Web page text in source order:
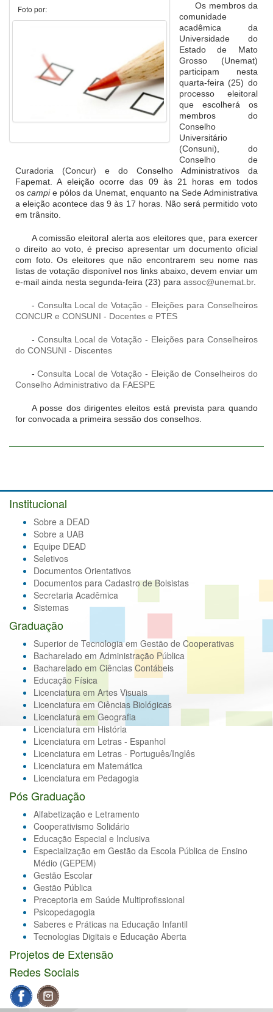
Foto por:
Os membros da
comunidade
acadêmica da
Universidade do
Estado de Mato
Grosso (Unemat)
participam nesta
quarta-feira (25) do
processo eleitoral
que escolherá os
membros do
Conselho
Universitário
(Consuni), do
Conselho de
Curadoria (Concur) e do Conselho Administrativos da
Fapemat. A eleição ocorre das 09 às 21 horas em todos
os campie pólos da Unemat, enquanto na Sede Administrativa
a eleição acontece das 9 às 17 horas. Não será permitido voto
em trânsito.
A comissão eleitoral alerta aos eleitores que, para exercer
o direito ao voto, é preciso apresentar um documento oficial
com foto. Os eleitores que não encontrarem seu nome nas
listas de votação disponível nos links abaixo, devem enviar um
e-mail ainda nesta segunda-feira (23) para assoc@unemat.br.
- Consulta Local de Votação - Eleições para Conselheiros
CONCUR e CONSUNI - Docentes e PTES
- Consulta Local de Votação - Eleições para Conselheiros
do CONSUNI - Discentes
-Consulta Local de Votação - Eleição de Conselheiros do
Conselho Administrativo da FAESPE
A posse dos dirigentes eleitos está prevista para quando
for convocada a primeira sessão dos conselhos.
Institucional
Sobre a DEAD
Sobre a UAB
Equipe DEAD
Seletivos
Documentos Orientativos
Documentos para Cadastro de Bolsistas
Secretaria Acadêmica
Sistemas
Graduação
Superior de Tecnologia em Gestão de Cooperativas
Bacharelado em Administração Pública
Bacharelado em Ciências Contábeis
Educação Física
Licenciatura em Artes Visuais
Licenciatura em Ciências Biológicas
Licenciatura em Geografia
Licenciatura em História
Licenciatura em Letras - Espanhol
Licenciatura em Letras - Português/Inglês
Licenciatura em Matemática
Licenciatura em Pedagogia
Pós Graduação
Alfabetização e Letramento
Cooperativismo Solidário
Educação Especial e Inclusiva
Especialização em Gestão da Escola Pública de Ensino
Médio (GEPEM)
Gestão Escolar
Gestão Pública
Preceptoria em Saúde Multiprofissional
Psicopedagogia
Saberes e Práticas na Educação Infantil
Tecnologias Digitais e Educação Aberta
Projetos de Extensão
Redes Sociais